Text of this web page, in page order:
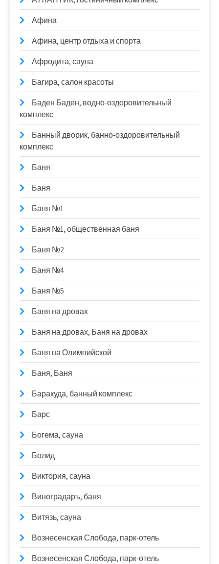
Афина
Афина, центр отдыха и спорта
Афродита, сауна
Багира, салон красоты
Баден Баден, водно-оздоровительный
комплекс
Банный дворик, банно-оздоровительный
комплекс
Баня
Баня
Баня №1
Баня №1, общественная баня
Баня №2
Баня №4
Баня №5
Баня на дровах
Баня на дровах, Баня на дровах
Баня на Олимпийской
Баня, Баня
Баракуда, банный комплекс
Барс
Богема, сауна
Болид
Виктория, сауна
Виноградаръ, баня
Витязь, сауна
Вознесенская Слобода, парк-отель
Вознесенская Слобода, парк-отель